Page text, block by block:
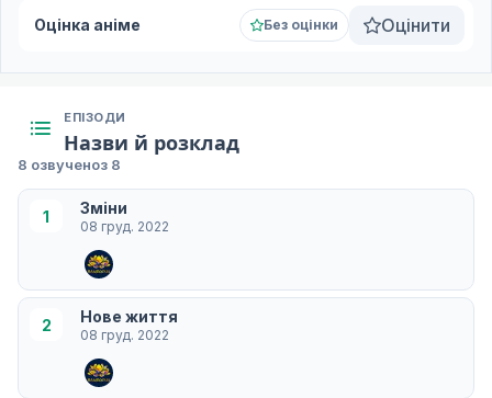
Оцінка аніме Без оцінки Оцінити
ЕПІЗОДИ
Назви й розклад
8 озвученоз 8
1 Зміни
08 груд. 2022
2 Нове життя
08 груд. 2022